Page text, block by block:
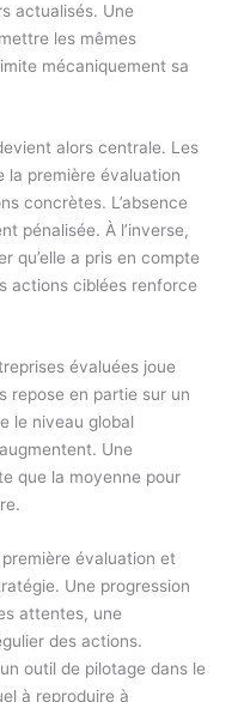
actualisés. Une
les mêmes
mécaniquement sa
alors centrale. Les
la première évaluation
concrètes. L’absence
pénalisée. À l’inverse,
qu’elle a pris en compte
actions ciblées renforce
évaluées joue
repose en partie sur un
le niveau global
Une
que la moyenne pour
évaluation et
Une progression
attentes, une
des actions.
outil de pilotage dans le
à reproduire à